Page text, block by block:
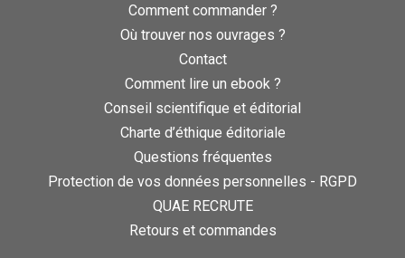
Comment commander ?
Où trouver nos ouvrages ?
Contact
Comment lire un ebook ?
Conseil scientifique et éditorial
Charte d’éthique éditoriale
Questions fréquentes
Protection de vos données personnelles - RGPD
QUAE RECRUTE
Retours et commandes